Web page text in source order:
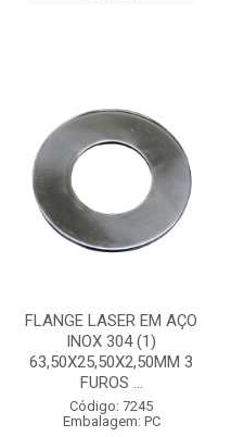
FLANGE LASER EM AÇO
INOX 304 (1)
63,50X25,50X2,50MM 3
FUROS ...
Código: 7245
Embalagem: PC